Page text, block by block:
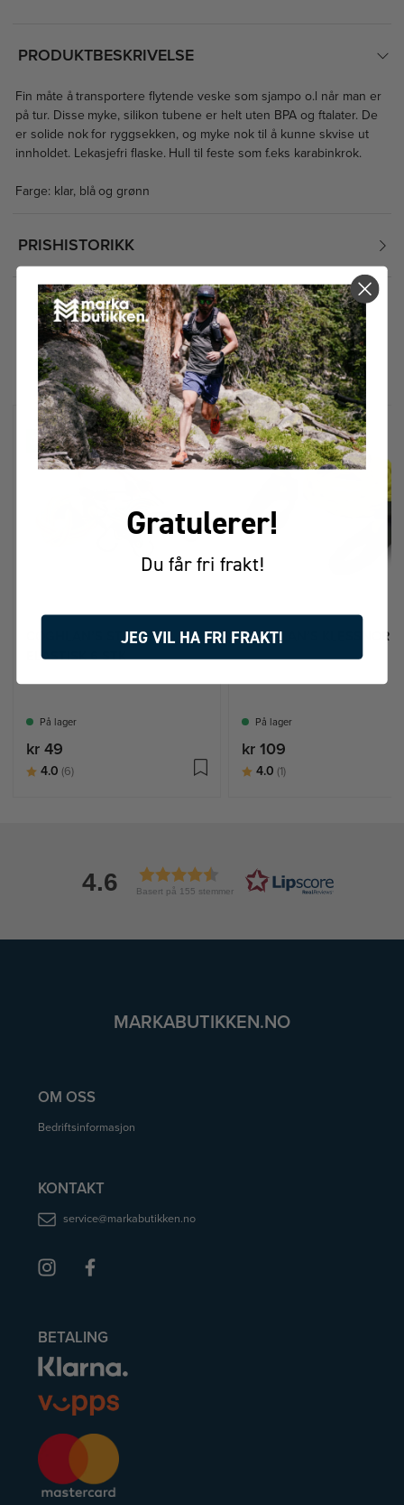
PRODUKTBESKRIVELSE
Fin måte å transportere flytende veske som sjampo o.l når man er
på tur. Disse myke, silikon tubene er helt uten BPA og ftalater. De
er solide nok for ryggsekken, og myke nok til å kunne skvise ut
innholdet. Lekasjefri flaske. Hull til feste som f.eks karabinkrok.
Farge: klar, blå og grønn
PRISHISTORIKK
FÅR VI FORESLÅ
ANDRE KJØPTE DETTE
COGHLAN’S STROPP
ELASTISK 6 STK
På lager
kr 49
Karakter:
4.0 (6)av 5 mulige
COGHLAN’S KLESSNOR
På lager
kr 109
Karakter:
4.0 (1)
4.6 Basert på 155 stemmer
MARKABUTIKKEN.NO
OM OSS
Bedriftsinformasjon
KONTAKT
service@markabutikken.no
BETALING
Gratulerer!
Du får fri frakt!
JEG VIL HA FRI FRAKT!